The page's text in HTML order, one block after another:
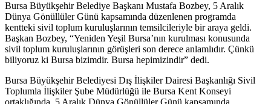
Bursa Büyükşehir Belediye Başkanı Mustafa Bozbey, 5 Aralık
Dünya Gönüllüler Günü kapsamında düzenlenen programda
kentteki sivil toplum kuruluşlarının temsilcileriyle bir araya geldi.
Başkan Bozbey, “Yeniden Yeşil Bursa’nın kurulması konusunda
sivil toplum kuruluşlarının görüşleri son derece anlamlıdır. Çünkü
biliyoruz ki Bursa bizimdir. Bursa hepimizindir” dedi.
Bursa Büyükşehir Belediyesi Dış İlişkiler Dairesi Başkanlığı Sivil
Toplumla İlişkiler Şube Müdürlüğü ile Bursa Kent Konseyi